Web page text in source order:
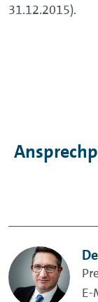
31.12.2015).
E-